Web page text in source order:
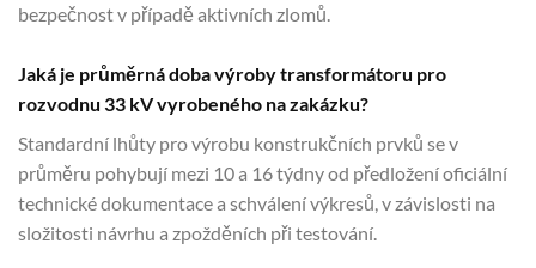
bezpečnost v případě aktivních zlomů.
Jaká je průměrná doba výroby transformátoru pro
rozvodnu 33 kV vyrobeného na zakázku?
Standardní lhůty pro výrobu konstrukčních prvků se v
průměru pohybují mezi 10 a 16 týdny od předložení oficiální
technické dokumentace a schválení výkresů, v závislosti na
složitosti návrhu a zpožděních při testování.